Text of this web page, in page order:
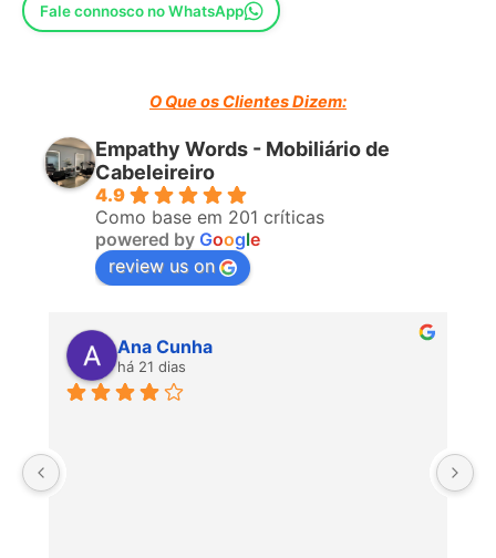
Fale connosco no WhatsApp
O Que os Clientes Dizem:
Empathy Words - Mobiliário de
Cabeleireiro
4.9
Como base em 201 críticas
powered by Google
review us on
Ana Cunha
há 21 dias